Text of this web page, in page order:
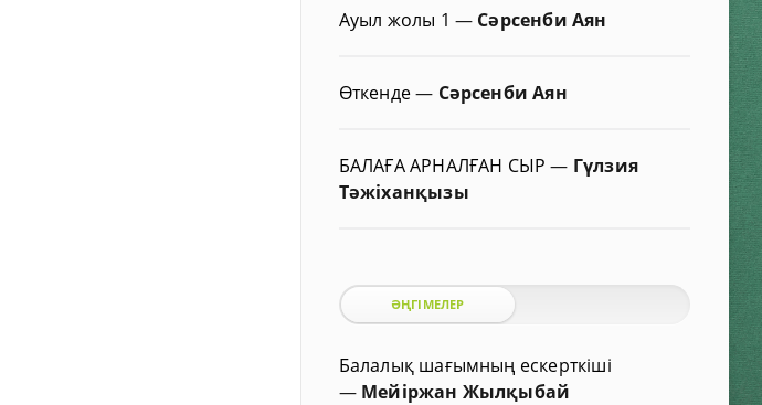
Ауыл жолы 1 — Сәрсенби Аян
Өткенде— Сәрсенби Аян
БАЛАҒА АРНАЛҒАН СЫР— Гүлзия
Тәжіханқызы
ӘҢГІМЕЛЕР
Балалық шағымның ескерткіші
— Мейіржан Жылқыбай